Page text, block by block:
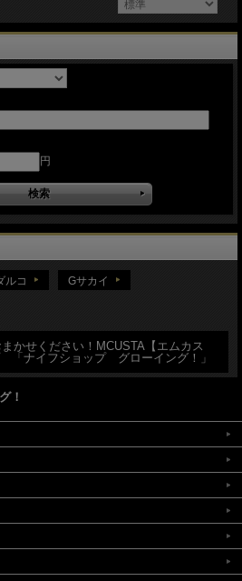
円
ルコ Gサカイ
かせください！MCUSTA【エムカス
「ナイフショップ グローイング！」
！